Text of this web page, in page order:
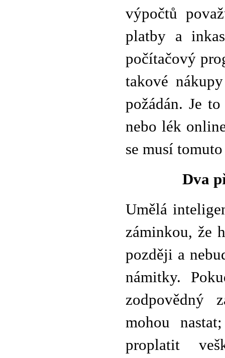
výpočtů
platby a
počítačový
takové
požádán. Je
nebo lék
se musí
Dva
Umělá
záminkou, že
později a
námitky.
zodpovědný
mohou
proplatit